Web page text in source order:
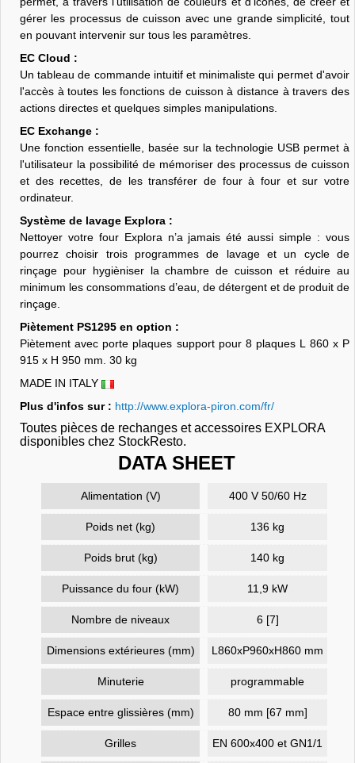
gérer les processus de cuisson avec une grande simplicité, tout
en pouvant intervenir sur tous les paramètres.
EC Cloud :
Un tableau de commande intuitif et minimaliste qui permet d'avoir
l'accès à toutes les fonctions de cuisson à distance à travers des
actions directes et quelques simples manipulations.
EC Exchange :
Une fonction essentielle, basée sur la technologie USB permet à
l'utilisateur la possibilité de mémoriser des processus de cuisson
et des recettes, de les transférer de four à four et sur votre
ordinateur.
Système de lavage Explora :
Nettoyer votre four Explora n’a jamais été aussi simple : vous
pourrez choisir trois programmes de lavage et un cycle de
rinçage pour hygièniser la chambre de cuisson et réduire au
minimum les consommations d’eau, de détergent et de produit de
rinçage.
Piètement PS1295 en option :
Piètement avec porte plaques support pour 8 plaques L 860 x P
915 x H 950 mm. 30 kg
MADE IN ITALY
Plus d'infos sur : http://www.explora-piron.com/fr/
Toutes pièces de rechanges et accessoires EXPLORA
disponibles chez StockResto.
DATA SHEET
Alimentation (V) 400 V 50/60 Hz
Poids net (kg) 136 kg
Poids brut (kg) 140 kg
Puissance du four (kW) 11,9 kW
Nombre de niveaux 6 [7]
Dimensions extérieures (mm) L860xP960xH860 mm
Minuterie programmable
Espace entre glissières (mm) 80 mm [67 mm]
Grilles EN 600x400 et GN1/1